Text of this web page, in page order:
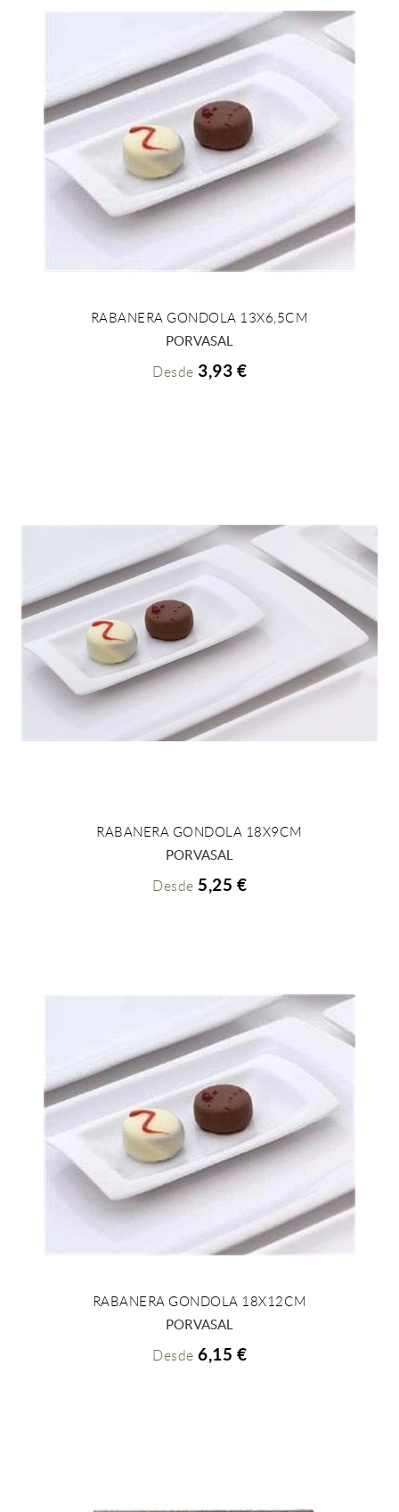
+ INFO
RABANERA GONDOLA 13X6,5CM
PORVASAL
Desde 3,93 €
+ INFO
RABANERA GONDOLA 18X9CM
PORVASAL
Desde 5,25 €
+ INFO
RABANERA GONDOLA 18X12CM
PORVASAL
Desde 6,15 €